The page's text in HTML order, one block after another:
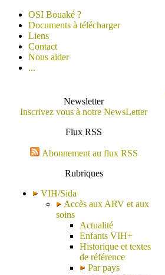
OSI Bouaké ?
Documents à télécharger
Liens
Contact
Nous aider
...
Newsletter
Inscrivez vous à notre NewsLetter
Flux RSS
Abonnement au flux RSS
Rubriques
VIH/Sida
Accès aux ARV et aux
soins
Actualité
Enfants VIH+
Historique et textes
de référence
Par pays